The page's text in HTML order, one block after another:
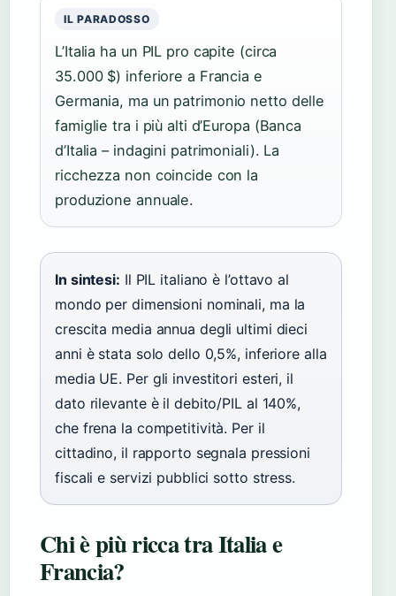
IL PARADOSSO
L’Italia ha un PIL pro capite (circa
35.000 $) inferiore a Francia e
Germania, ma un patrimonio netto delle
famiglie tra i più alti d’Europa (Banca
d’Italia – indagini patrimoniali). La
ricchezza non coincide con la
produzione annuale.
In sintesi: Il PIL italiano è l’ottavo al
mondo per dimensioni nominali, ma la
crescita media annua degli ultimi dieci
anni è stata solo dello 0,5%, inferiore alla
media UE. Per gli investitori esteri, il
dato rilevante è il debito/PIL al 140%,
che frena la competitività. Per il
cittadino, il rapporto segnala pressioni
fiscali e servizi pubblici sotto stress.
Chi è più ricca tra Italia e
Francia?